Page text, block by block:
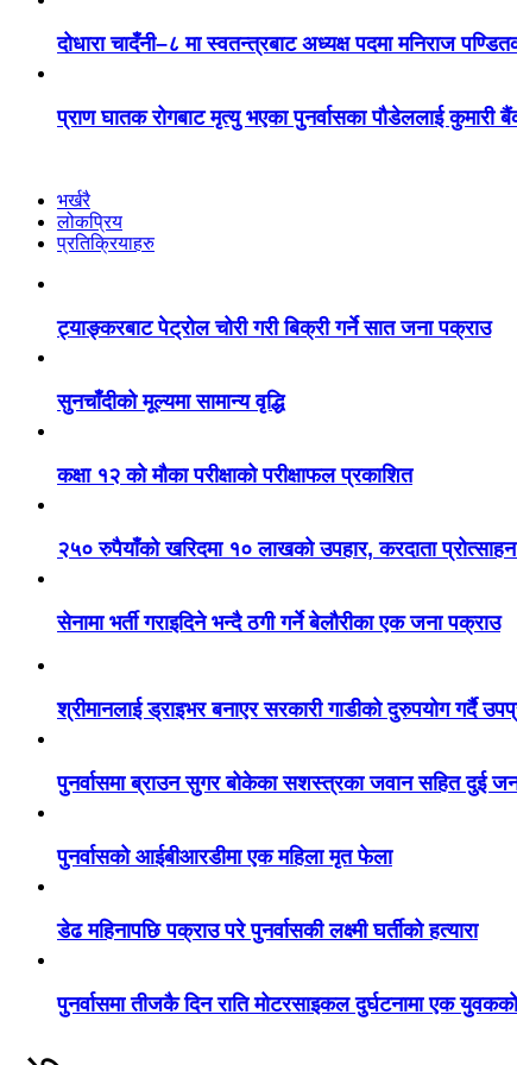
दोधारा चादँनी–८ मा स्वतन्त्रबाट अध्यक्ष पदमा मनिराज
प्राण घातक रोगबाट मृत्यु भएका पुनर्वासका पौडेललाई कुमारी
भर्खरै
लोकप्रिय
प्रतिक्रियाहरु
ट्याङ्करबाट पेट्रोल चोरी गरी बिक्री गर्ने सात जना पक्राउ
सुनचाँदीको मूल्यमा सामान्य वृद्धि
कक्षा १२ को मौका परीक्षाको परीक्षाफल प्रकाशित
२५० रुपैयाँको खरिदमा १० लाखको उपहार, करदाता
सेनामा भर्ती गराइदिने भन्दै ठगी गर्ने बेलौरीका एक जना पक्राउ
श्रीमानलाई ड्राइभर बनाएर सरकारी गाडीको दुरुपयोग गर्दै
पुनर्वासमा ब्राउन सुगर बोकेका सशस्त्रका जवान सहित दुई
पुनर्वासको आईबीआरडीमा एक महिला मृत फेला
डेढ महिनापछि पक्राउ परे पुनर्वासकी लक्ष्मी घर्तीको हत्यारा
पुनर्वासमा तीजकै दिन राति मोटरसाइकल दुर्घटनामा एक